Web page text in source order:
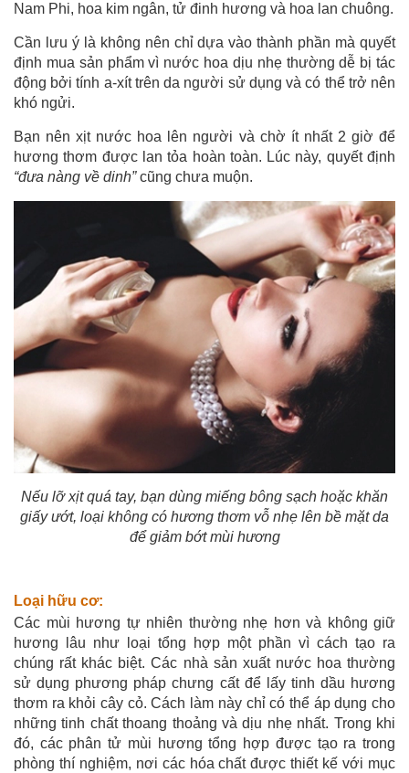
Nam Phi, hoa kim ngân, tử đinh hương và hoa lan chuông.
Cần lưu ý là không nên chỉ dựa vào thành phần mà quyết
định mua sản phẩm vì nước hoa dịu nhẹ thường dễ bị tác
động bởi tính a-xít trên da người sử dụng và có thể trở nên
khó ngửi.
Bạn nên xịt nước hoa lên người và chờ ít nhất 2 giờ để
hương thơm được lan tỏa hoàn toàn. Lúc này, quyết định
“đưa nàng về dinh”cũng chưa muộn.
Nếu lỡ xịt quá tay, bạn dùng miếng bông sạch hoặc khăn
giấy ướt, loại không có hương thơm vỗ nhẹ lên bề mặt da
để giảm bớt mùi hương
Loại hữu cơ:
Các mùi hương tự nhiên thường nhẹ hơn và không giữ
hương lâu như loại tổng hợp một phần vì cách tạo ra
chúng rất khác biệt. Các nhà sản xuất nước hoa thường
sử dụng phương pháp chưng cất để lấy tinh dầu hương
thơm ra khỏi cây cỏ. Cách làm này chỉ có thể áp dụng cho
những tinh chất thoang thoảng và dịu nhẹ nhất. Trong khi
đó, các phân tử mùi hương tổng hợp được tạo ra trong
phòng thí nghiệm, nơi các hóa chất được thiết kế với mục